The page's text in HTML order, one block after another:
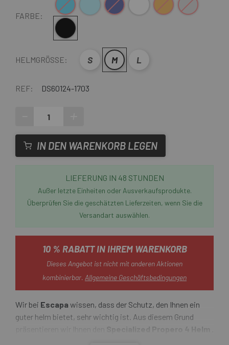
FARBE:
Blau HellblauDunkelblau BronzeGraugelb
Schwarz
HELMGRÖSSE: S M L
REF: DS60124-1703
IN DEN WARENKORB LEGEN
LIEFERUNG IN 48 STUNDEN
Außer letzte Einheiten oder Ausverkaufsprodukte.
Überprüfen Sie die geschätzten Lieferzeiten, wenn Sie die
Versandart auswählen.
10 % RABATT IN IHREM WARENKORB
Dieses Angebot ist nicht mit anderen Aktionen
kombinierbar. Allgemeine Geschäftsbedingungen
Wir bei Escapa wissen, dass der Schutz, den Ihnen ein
guter helm bietet, sehr wichtig ist. Aus diesem Grund
Specialized Propero 4 Helm .